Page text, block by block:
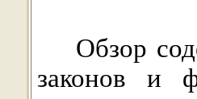
Обзор
законов и